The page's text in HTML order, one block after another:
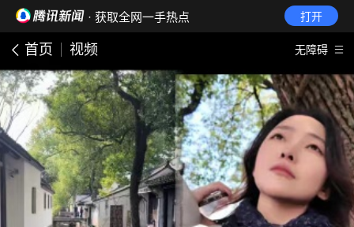
· 获取全网一手热点 打开
首页 视频 无障碍